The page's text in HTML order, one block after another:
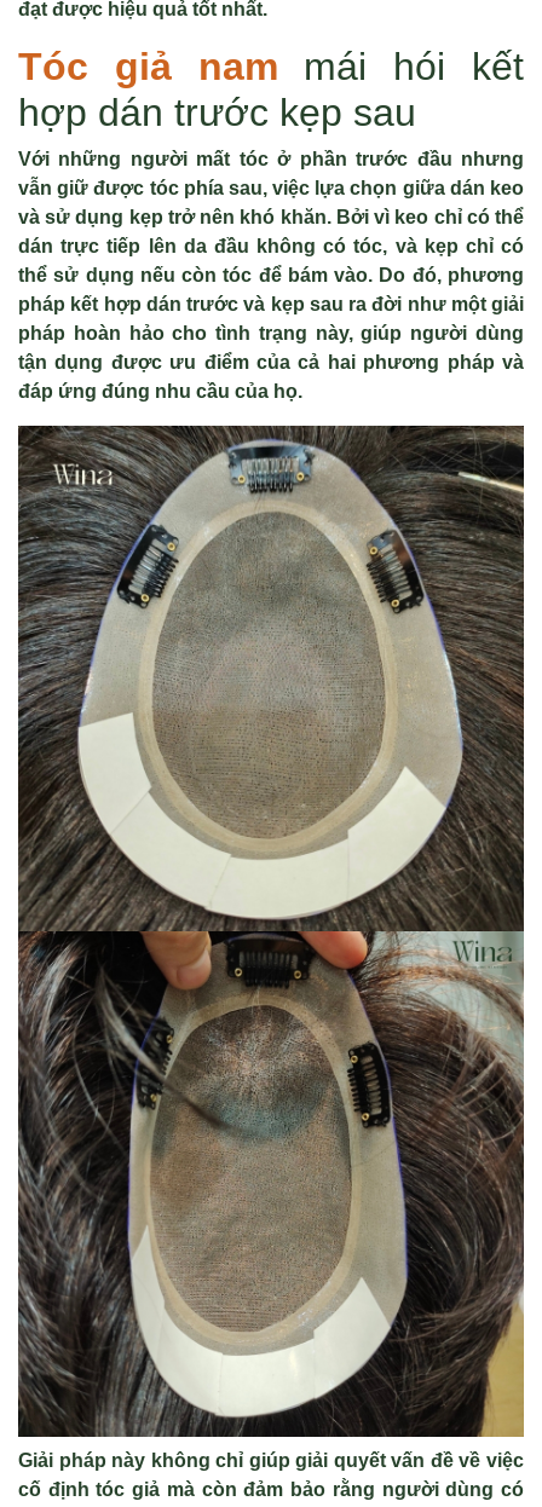
đạt được hiệu quả tốt nhất.
Tóc giả nam mái hói kết
hợp dán trước kẹp sau
Với những người mất tóc ở phần trước đầu nhưng
vẫn giữ được tóc phía sau, việc lựa chọn giữa dán keo
và sử dụng kẹp trở nên khó khăn. Bởi vì keo chỉ có thể
dán trực tiếp lên da đầu không có tóc, và kẹp chỉ có
thể sử dụng nếu còn tóc để bám vào. Do đó, phương
pháp kết hợp dán trước và kẹp sau ra đời như một giải
pháp hoàn hảo cho tình trạng này, giúp người dùng
tận dụng được ưu điểm của cả hai phương pháp và
đáp ứng đúng nhu cầu của họ.
Giải pháp này không chỉ giúp giải quyết vấn đề về việc
cố định tóc giả mà còn đảm bảo rằng người dùng có